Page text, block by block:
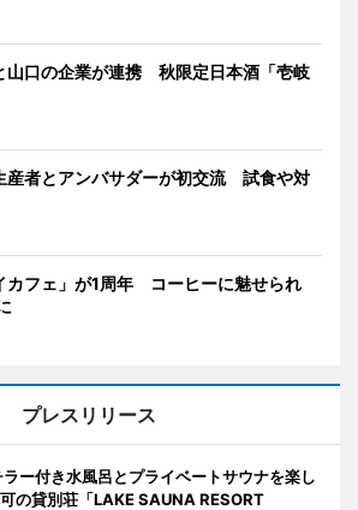
山口の企業が連携 秋限定日本酒「壱岐
産者とアンバサダーが初交流 試食や対
カフェ」が1周年 コーヒーに魅せられ
プレスリリース
ラー付き水風呂とプライベートサウナを楽し
の貸別荘「LAKE SAUNA RESORT